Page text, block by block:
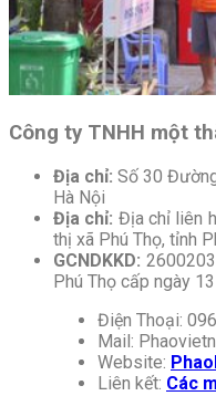
Công ty TNHH một
Địa chỉ: Số 30
Hà Nội
Địa chỉ: Địa chỉ liên
thị xã Phú Thọ, tỉnh
GCNDKKD:
Phú Thọ cấp ngày
Điện Thoại:
Mail:
Website:
Liên kết: Các